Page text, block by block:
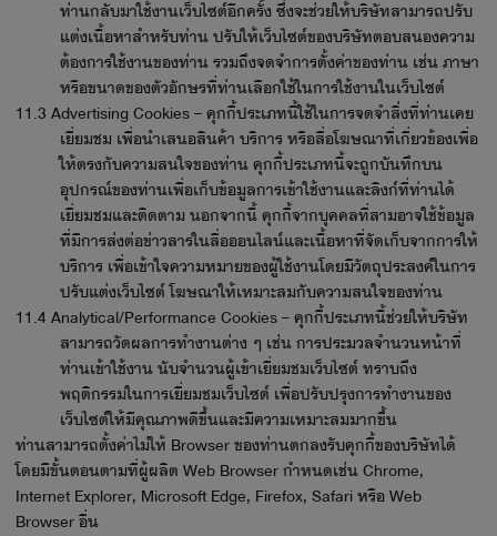
ท่านกลับมาใช้งานเว็บไซต์อีกครั้ง ซึ่งจะช่วยให้บริษัทสามารถปรับ
แต่งเนื้อหาสำหรับท่าน ปรับให้เว็บไซต์ของบริษัทตอบสนองความ
ต้องการใช้งานของท่าน รวมถึงจดจำการตั้งค่าของท่าน เช่น ภาษา
หรือขนาดของตัวอักษรที่ท่านเลือกใช้ในการใช้งานในเว็บไซต์
11.3 Advertising Cookies – คุกกี้ประเภทนี้ใช้ในการจดจำสิ่งที่ท่านเคย
เยี่ยมชม เพื่อนำเสนอสินค้า บริการ หรือสื่อโฆษณาที่เกี่ยวข้องเพื่อ
ให้ตรงกับความสนใจของท่าน คุกกี้ประเภทนี้จะถูกบันทึกบน
อุปกรณ์ของท่านเพื่อเก็บข้อมูลการเข้าใช้งานและลิงก์ที่ท่านได้
เยี่ยมชมและติดตาม นอกจากนี้ คุกกี้จากบุคคลที่สามอาจใช้ข้อมูล
ที่มีการส่งต่อข่าวสารในสื่อออนไลน์และเนื้อหาที่จัดเก็บจากการให้
บริการ เพื่อเข้าใจความหมายของผู้ใช้งานโดยมีวัตถุประสงค์ในการ
ปรับแต่งเว็บไซต์ โฆษณาให้เหมาะสมกับความสนใจของท่าน
11.4 Analytical/Performance Cookies – คุกกี้ประเภทนี้ช่วยให้บริษัท
สามารถวัดผลการทำงานต่าง ๆ เช่น การประมวลจำนวนหน้าที่
ท่านเข้าใช้งาน นับจำนวนผู้เข้าเยี่ยมชมเว็บไซต์ ทราบถึง
พฤติกรรมในการเยี่ยมชมเว็บไซต์ เพื่อปรับปรุงการทำงานของ
เว็บไซต์ให้มีคุณภาพดีขึ้นและมีความเหมาะสมมากขึ้น
ท่านสามารถตั้งค่าไม่ให้ Browser ของท่านตกลงรับคุกกี้ของบริษัทได้
โดยมีขั้นตอนตามที่ผู้ผลิต Web Browser กำหนดเช่น Chrome,
Internet Explorer, Microsoft Edge, Firefox, Safari หรือ Web
Browser อื่น